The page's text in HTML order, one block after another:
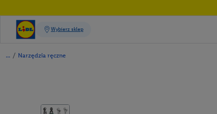
/ Narzędzia ręczne